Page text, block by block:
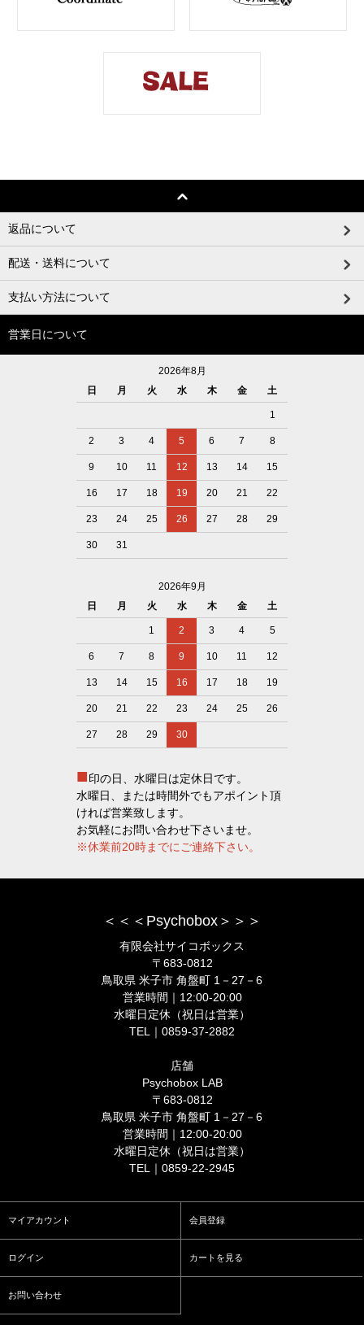
返品について
配送・送料について
支払い方法について
営業日について
2026年8月
日
月 火 水 木 金 土
1
2 3 4 5 6 7 8
9 10 11 12 13 14 15
16 17 18 19 20 21 22
23 24 25 26 27 28 29
30 31
2026年9月
日
月 火 水 木 金 土
1 2 3 4 5
6 7 8 9 10 11 12
13 14 15 16 17 18 19
20 21 22 23 24 25 26
27 28 29 30
■印の日、水曜日は定休日です。
水曜日、または時間外でもアポイント頂
ければ営業致します。
お気軽にお問い合わせ下さいませ。
※休業前20時までにご連絡下さい。
＜＜＜Psychobox＞＞＞
有限会社サイコボックス
〒683-0812
鳥取県 米子市 角盤町 1－27－6
営業時間｜12:00-20:00
水曜日定休（祝日は営業）
TEL｜0859-37-2882
店舗
Psychobox LAB
〒683-0812
鳥取県 米子市 角盤町 1－27－6
営業時間｜12:00-20:00
水曜日定休（祝日は営業）
TEL｜0859-22-2945
マイアカウント 会員登録
ログイン カートを見る
お問い合わせ